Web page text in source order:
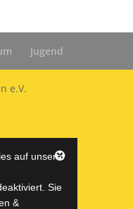
Jugend
e.V.
auf unserer
Sie
&